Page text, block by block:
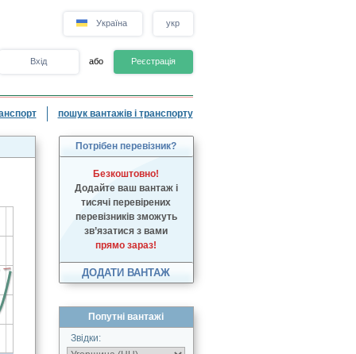
Україна укр
Вхід або Реєстрація
пошук вантажів і транспорту
Потрібен перевізник?
Безкоштовно!
Додайте ваш вантаж і
тисячі перевірених
перевізників зможуть
зв’язатися з вами
прямо зараз!
ДОДАТИ ВАНТАЖ
Попутні вантажі
Звідки: